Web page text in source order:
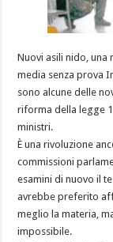
Nuovi asili nido, una
media senza prova
sono alcune delle
riforma della legge
ministri.
È una rivoluzione
commissioni
esamini di nuovo il
avrebbe preferito
meglio la materia,
impossibile.